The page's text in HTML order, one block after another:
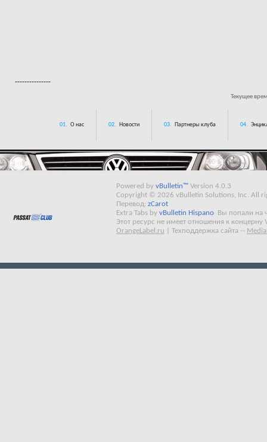
---------------
Текущее
01. О нас 02. Новости 03. Партнеры клуба 04.
Powered by vBulletin™ Version 4.0.3
Copyright © 2026 vBulletin Solutions, Inc. All
Перевод: zCarot
Extra Tabs by vBulletin Hispano
Вы попали на
Этот ресурс не имеет отношения к концерну
OrangeLabel.ru
Техподдержка сайта --